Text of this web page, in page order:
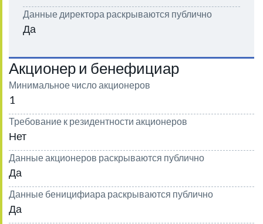
Данные директора раскрываются публично
Да
Акционер и бенефициар
Минимальное число акционеров
1
Требование к резидентности акционеров
Нет
Данные акционеров раскрываются публично
Да
Данные беницифиара раскрываются публично
Да